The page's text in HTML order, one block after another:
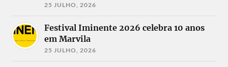
25 JULHO, 2026
Festival Iminente 2026 celebra 10 anos
em Marvila
25 JULHO, 2026